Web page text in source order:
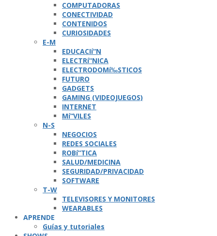
COMPUTADORAS
CONECTIVIDAD
CONTENIDOS
CURIOSIDADES
E-M
EDUCACIí“N
ELECTRí“NICA
ELECTRODOMí‰STICOS
FUTURO
GADGETS
GAMING (VIDEOJUEGOS)
INTERNET
Mí“VILES
N-S
NEGOCIOS
REDES SOCIALES
ROBí“TICA
SALUD/MEDICINA
SEGURIDAD/PRIVACIDAD
SOFTWARE
T-W
TELEVISORES Y MONITORES
WEARABLES
APRENDE
Guí­as y tutoriales